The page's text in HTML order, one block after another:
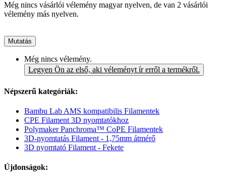
Még nincs vásárlói vélemény magyar nyelven, de van 2 vásárlói
vélemény más nyelven.
Mutatás
Még nincs vélemény.
Legyen Ön az első, aki véleményt ír erről a termékről.
Népszerű kategóriák:
Bambu Lab AMS kompatibilis Filamentek
CPE Filament 3D nyomtatókhoz
Polymaker Panchroma™ CoPE Filamentek
3D-nyomtatás Filament - 1,75mm átmérő
3D nyomtató Filament - Fekete
Újdonságok: